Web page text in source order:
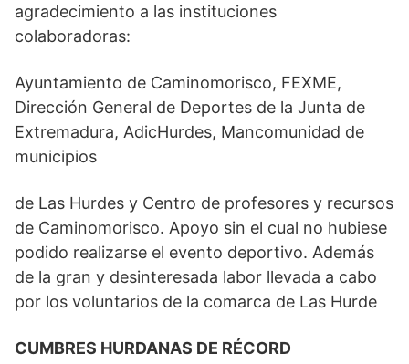
agradecimiento a las instituciones
colaboradoras:
Ayuntamiento de Caminomorisco, FEXME,
Dirección General de Deportes de la Junta de
Extremadura, AdicHurdes, Mancomunidad de
municipios
de Las Hurdes y Centro de profesores y recursos
de Caminomorisco. Apoyo sin el cual no hubiese
podido realizarse el evento deportivo. Además
de la gran y desinteresada labor llevada a cabo
por los voluntarios de la comarca de Las Hurde
CUMBRES HURDANAS DE RÉCORD